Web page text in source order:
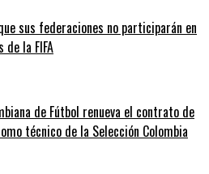
sus federaciones no participarán en
la FIFA
de Fútbol renueva el contrato de
técnico de la Selección Colombia